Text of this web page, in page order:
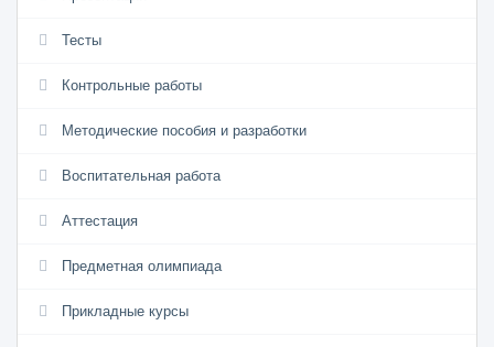
Тесты
Контрольные работы
Методические пособия и разработки
Воспитательная работа
Аттестация
Предметная олимпиада
Прикладные курсы